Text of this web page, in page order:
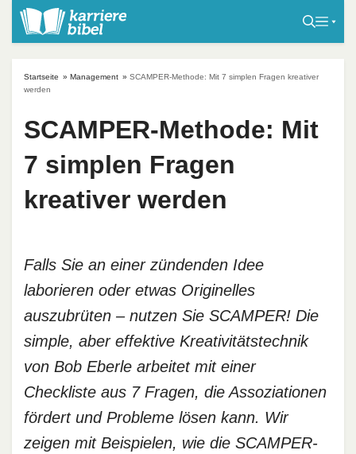
Startseite » Management » SCAMPER-Methode: Mit 7 simplen Fragen kreativer
werden
SCAMPER-Methode: Mit
7 simplen Fragen
kreativer werden
Falls Sie an einer zündenden Idee
laborieren oder etwas Originelles
auszubrüten – nutzen Sie SCAMPER! Die
simple, aber effektive Kreativitätstechnik
von Bob Eberle arbeitet mit einer
Checkliste aus 7 Fragen, die Assoziationen
fördert und Probleme lösen kann. Wir
zeigen mit Beispielen, wie die SCAMPER-